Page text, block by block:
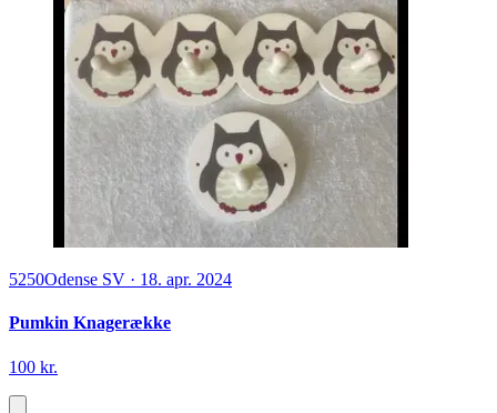
5250Odense SV · 18. apr. 2024
Pumkin Knagerække
100 kr.